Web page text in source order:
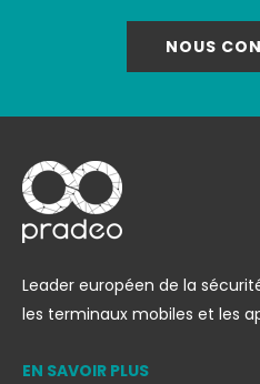
NOUS
Leader européen de la
les terminaux mobiles et les
EN SAVOIR PLUS